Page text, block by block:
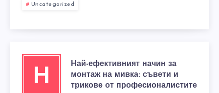
Uncategorized
Н
Най-ефективният начин за
монтаж на мивка: съвети и
трикове от професионалистите